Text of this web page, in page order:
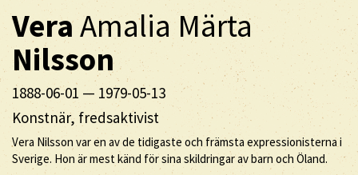
VeraAmalia Märta
Nilsson
1888-06-01 — 1979-05-13
Konstnär, fredsaktivist
Vera Nilsson var en av de tidigaste och främsta expressionisterna i
Sverige. Hon är mest känd för sina skildringar av barn och Öland.